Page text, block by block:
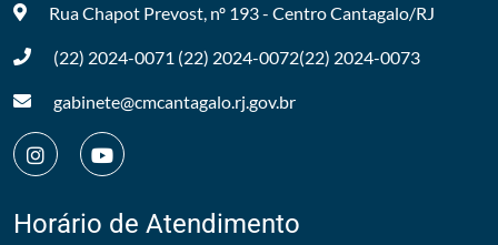
Rua Chapot Prevost, nº 193 - CentroCantagalo/RJ
(22) 2024-0071 (22) 2024-0072(22) 2024-0073
gabinete@cmcantagalo.rj.gov.br
Horário de Atendimento